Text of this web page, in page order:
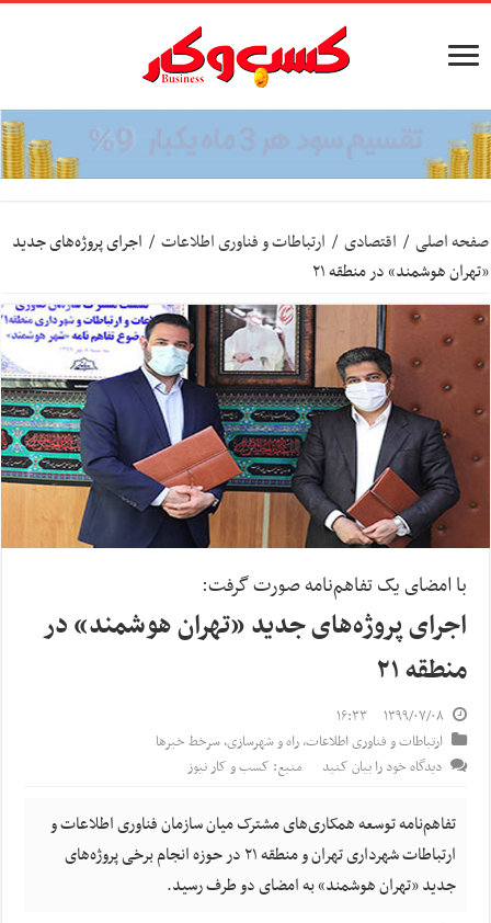
صفحه اصلی / اقتصادی / ارتباطات و فناوری اطلاعات / اجرای پروژه‌های جدید
«تهران هوشمند» در منطقه ۲۱
با امضای یک تفاهم‌نامه صورت گرفت:
اجرای پروژه‌های جدید «تهران هوشمند» در
منطقه ۲۱
۱۳۹۹/۰۷/۰۸
۱۶:۳۳
ارتباطات و فناوری اطلاعات,راه و شهرسازی,سرخط خبرها
دیدگاه خود را بیان کنید
منبع: کسب و کار نیوز
تفاهم‌نامه توسعه همکاری‌های مشترک میان سازمان فناوری اطلاعات و
ارتباطات شهرداری تهران و منطقه ۲۱ در حوزه انجام برخی پروژه‌های
جدید «تهران هوشمند» به امضای دو طرف رسید.